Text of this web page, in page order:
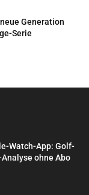
Generation
Serie
Watch-App: Golf-
ohne Abo